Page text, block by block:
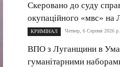
Скеровано до суду
окупаційного «мвс» на
КРИМІНАЛ Четвер, 6 Серпня 2026
ВПО з Луганщини в
гуманітарними